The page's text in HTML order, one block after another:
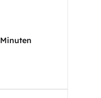
Minuten